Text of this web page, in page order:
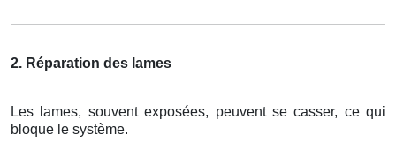
2. Réparation des lames
Les lames, souvent exposées, peuvent se casser, ce qui
bloque le système.